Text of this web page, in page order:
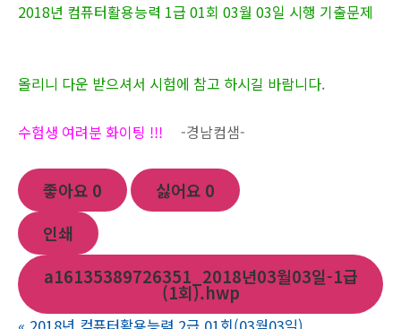
2018년 컴퓨터활용능력 1급 01회 03월 03일 시행 기출문제
올리니 다운 받으셔서 시험에 참고 하시길 바람니다.
수험생 여려분 화이팅 !!! -경남컴샘-
좋아요 0 싫어요 0
인쇄
a16135389726351_2018년03월03일-1급
(1회).hwp